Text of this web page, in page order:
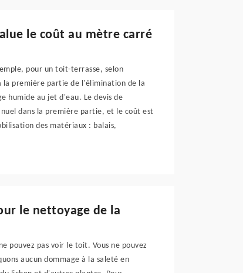
le coût au mètre carré
pour un toit-terrasse, selon
la première partie de l'élimination de la
humide au jet d'eau. Le devis de
dans la première partie, et le coût est
des matériaux : balais,
le nettoyage de la
pouvez pas voir le toit. Vous ne pouvez
aucun dommage à la saleté en